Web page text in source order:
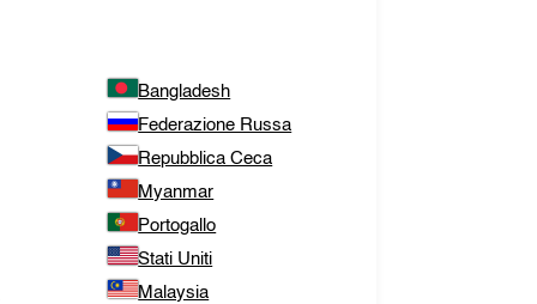
Bangladesh
Federazione Russa
Repubblica Ceca
Myanmar
Portogallo
Stati Uniti
Malaysia